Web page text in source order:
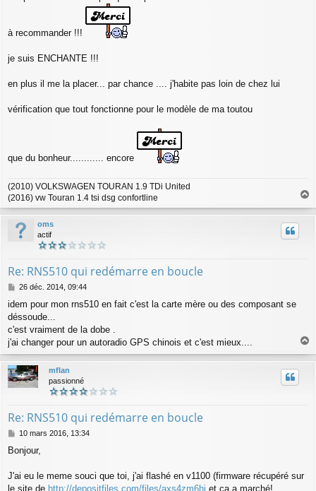
à recommander !!!
je suis ENCHANTE !!!
en plus il me la placer... par chance .... j'habite pas loin de chez lui
vérification que tout fonctionne pour le modèle de ma toutou
que du bonheur............ encore
(2010) VOLKSWAGEN TOURAN 1.9 TDi United
(2016) vw Touran 1.4 tsi dsg confortline
u
oms
actif
Re: RNS510 qui redémarre en boucle
M
s
s
a
g
26 déc. 2014, 09:44
idem pour mon rns510 en fait c'est la carte mère ou des composant se
déssoude...
c'est vraiment de la dobe .
j'ai changer pour un autoradio GPS chinois et c'est mieux....
a
u
mflan
passionné
Re: RNS510 qui redémarre en boucle
M
s
a
g
10 mars 2016, 13:34
Bonjour,
J'ai eu le meme souci que toi, j'ai flashé en v1100 (firmware récupéré sur
le site de http://depositfiles.com/files/axs4zm6hi et ca a marché!